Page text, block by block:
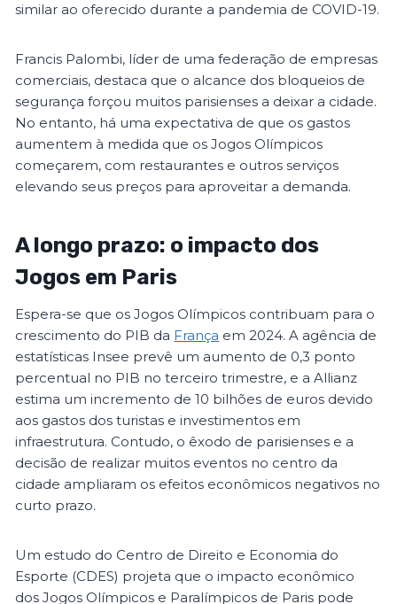
similar ao oferecido durante a pandemia de COVID-19.
Francis Palombi, líder de uma federação de empresas
comerciais, destaca que o alcance dos bloqueios de
segurança forçou muitos parisienses a deixar a cidade.
No entanto, há uma expectativa de que os gastos
aumentem à medida que os Jogos Olímpicos
começarem, com restaurantes e outros serviços
elevando seus preços para aproveitar a demanda.
A longo prazo: o impacto dos
Jogos em Paris
Espera-se que os Jogos Olímpicos contribuam para o
crescimento do PIB da França em 2024. A agência de
estatísticas Insee prevê um aumento de 0,3 ponto
percentual no PIB no terceiro trimestre, e a Allianz
estima um incremento de 10 bilhões de euros devido
aos gastos dos turistas e investimentos em
infraestrutura. Contudo, o êxodo de parisienses e a
decisão de realizar muitos eventos no centro da
cidade ampliaram os efeitos econômicos negativos no
curto prazo.
Um estudo do Centro de Direito e Economia do
Esporte (CDES) projeta que o impacto econômico
dos Jogos Olímpicos e Paralímpicos de Paris pode